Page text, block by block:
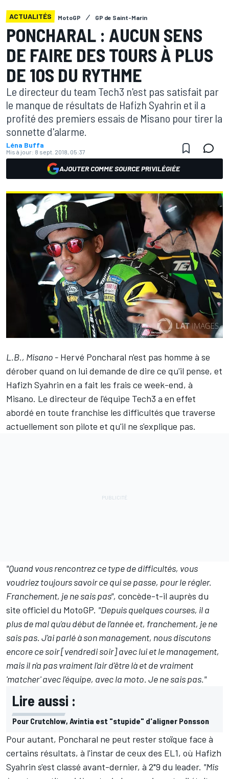
ACTUALITÉS MotoGP GP de Saint-Marin
PONCHARAL : AUCUN SENS
DE FAIRE DES TOURS À PLUS
DE 10S DU RYTHME
Le directeur du team Tech3 n'est pas satisfait par
le manque de résultats de Hafizh Syahrin et il a
profité des premiers essais de Misano pour tirer la
sonnette d'alarme.
Léna Buffa
Mis à jour: 8 sept. 2018, 05:37
AJOUTER COMME SOURCE PRIVILÉGIÉE
L.B., Misano - Hervé Poncharal n'est pas homme à se
dérober quand on lui demande de dire ce qu'il pense, et
Hafizh Syahrin en a fait les frais ce week-end, à
Misano. Le directeur de l'équipe Tech3 a en effet
abordé en toute franchise les difficultés que traverse
actuellement son pilote et qu'il ne s'explique pas.
"Quand vous rencontrez ce type de difficultés, vous
voudriez toujours savoir ce qui se passe, pour le régler.
Franchement, je ne sais pas", concède-t-il auprès du
site officiel du MotoGP. "Depuis quelques courses, il a
plus de mal qu'au début de l'année et, franchement, je ne
sais pas. J'ai parlé à son management, nous discutons
encore ce soir [vendredi soir] avec lui et le management,
mais il n'a pas vraiment l'air d'être là et de vraiment
'matcher' avec l'équipe, avec la moto. Je ne sais pas."
Lire aussi :
Pour Crutchlow, Avintia est "stupide" d'aligner Ponsson
Pour autant, Poncharal ne peut rester stoïque face à
certains résultats, à l'instar de ceux des EL1, où Hafizh
Syahrin s'est classé avant-dernier, à 2"9 du leader. "Mis